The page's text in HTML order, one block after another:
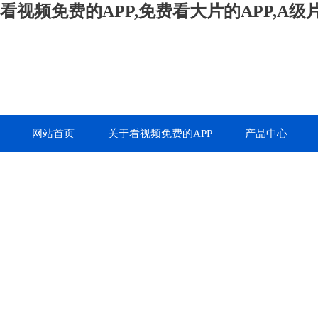
看视频免费的APP,免费看大片的APP,A级
网站首页 关于看视频免费的APP 产品中心